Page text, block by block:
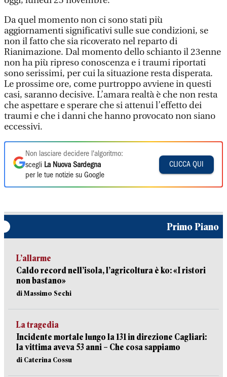
Da quel momento non ci sono stati più
aggiornamenti significativi sulle sue condizioni, se
non il fatto che sia ricoverato nel reparto di
Rianimazione. Dal momento dello schianto il 23enne
non ha più ripreso conoscenza e i traumi riportati
sono serissimi, per cui la situazione resta disperata.
Le prossime ore, come purtroppo avviene in questi
casi, saranno decisive. L’amara realtà è che non resta
che aspettare e sperare che si attenui l’effetto dei
traumi e che i danni che hanno provocato non siano
eccessivi.
Non lasciare decidere l'algoritmo:
scegli La Nuova Sardegna
per le tue notizie su Google
CLICCA QUI
Primo Piano
L’allarme
Caldo record nell’isola, l’agricoltura è ko: «I ristori
non bastano»
di Massimo Sechi
La tragedia
Incidente mortale lungo la 131 in direzione Cagliari:
la vittima aveva 53 anni – Che cosa sappiamo
di Caterina Cossu